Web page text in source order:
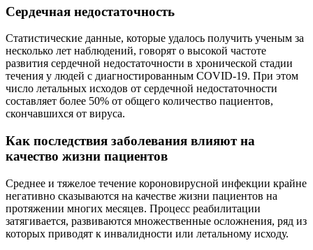
Сердечная недостаточность
Статистические данные, которые удалось получить ученым за
несколько лет наблюдений, говорят о высокой частоте
развития сердечной недостаточности в хронической стадии
течения у людей с диагностированным COVID-19. При этом
число летальных исходов от сердечной недостаточности
составляет более 50% от общего количество пациентов,
скончавшихся от вируса.
Как последствия заболевания влияют на
качество жизни пациентов
Среднее и тяжелое течение короновирусной инфекции крайне
негативно сказываются на качестве жизни пациентов на
протяжении многих месяцев. Процесс реабилитации
затягивается, развиваются множественные осложнения, ряд из
которых приводят к инвалидности или летальному исходу.